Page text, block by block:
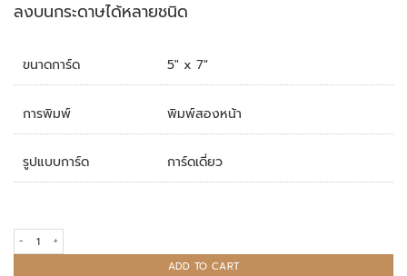
ลงบนกระดาษได้หลายชนิด
ขนาดการ์ด 5" x 7"
การพิมพ์ พิมพ์สองหน้า
รูปแบบการ์ด การ์ดเดี่ยว
การ์ดแต่งงาน R20-037 quantity
ADD TO CART